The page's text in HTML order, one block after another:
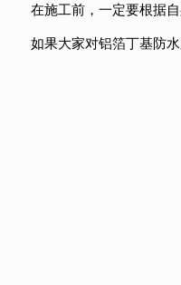
在施工前，一定要根据
如果大家对铝箔丁基防